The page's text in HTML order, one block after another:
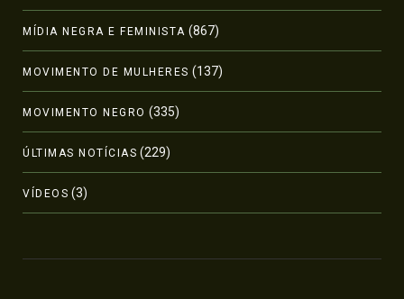
MÍDIA NEGRA E FEMINISTA (867)
MOVIMENTO DE MULHERES (137)
MOVIMENTO NEGRO (335)
ÚLTIMAS NOTÍCIAS (229)
VÍDEOS (3)